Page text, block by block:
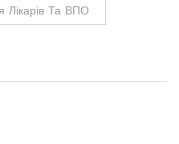
Лікарів Та ВПО